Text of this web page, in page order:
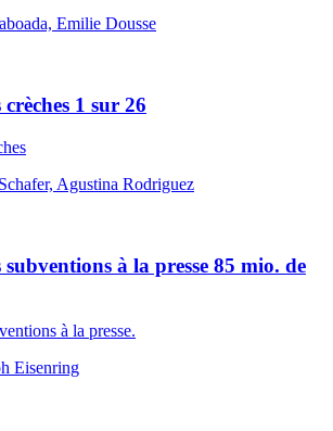
Emilie Dousse
1 sur 26
Agustina Rodriguez
à la presse 85 mio. de
à la presse.
Eisenring